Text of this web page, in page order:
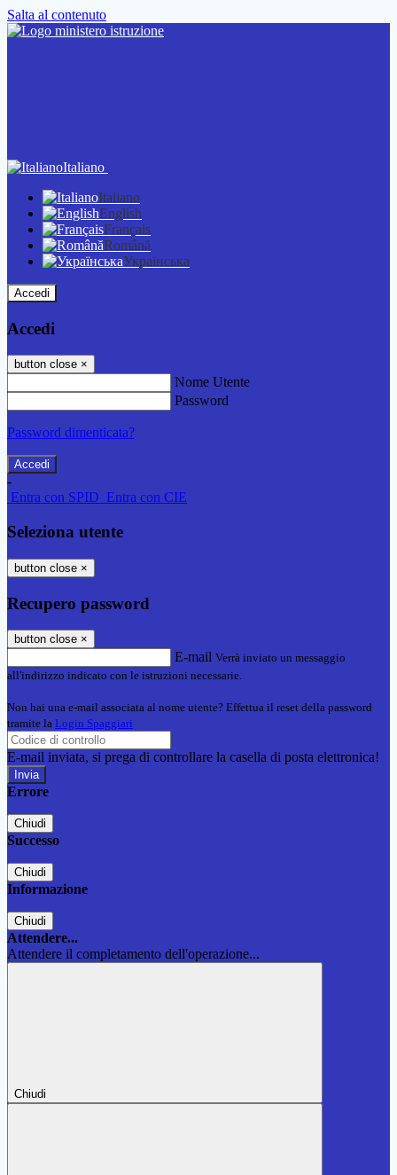
Salta al contenuto
Italiano
Italiano
English
Français
Română
Українська
Accedi
Accedi
button close ×
Nome Utente
Password
Password dimenticata?
-
Entra con SPID Entra con CIE
Seleziona utente
button close ×
Recupero password
button close ×
E-mail Verrà inviato un messaggio
all'indirizzo indicato con le istruzioni necessarie.
Non hai una e-mail associata al nome utente? Effettua il reset della password
tramite la Login Spaggiari
E-mail inviata, si prega di controllare la casella di posta elettronica!
Errore
Chiudi
Successo
Chiudi
Informazione
Chiudi
Attendere...
Attendere il completamento dell'operazione...
Chiudi